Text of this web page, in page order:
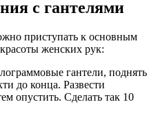
с гантелями
приступать к основным
женских рук:
гантели, поднять
до конца. Развести
опустить. Сделать так 10